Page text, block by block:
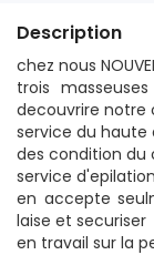
Description
chez nous
trois
decouvrire notre
service du haute
des condition du
service
en accepte
laise et securiser
en travail sur la